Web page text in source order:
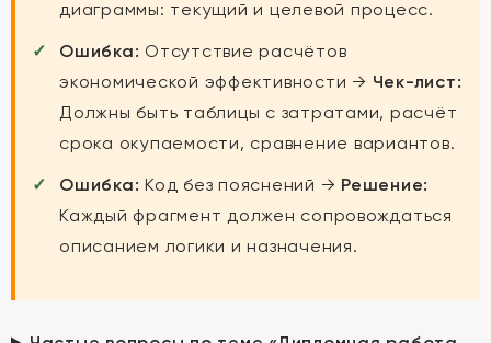
диаграммы: текущий и целевой процесс.
Ошибка: Отсутствие расчётов
экономической эффективности → Чек-лист:
Должны быть таблицы с затратами, расчёт
срока окупаемости, сравнение вариантов.
Ошибка: Код без пояснений → Решение:
Каждый фрагмент должен сопровождаться
описанием логики и назначения.